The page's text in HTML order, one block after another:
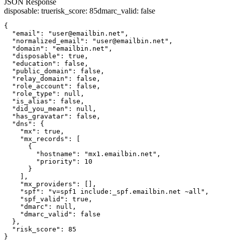
disposable: truerisk_score: 85dmarc_valid: false
{
  "email": "user@emailbin.net",
  "normalized_email": "user@emailbin.net",
  "domain": "emailbin.net",
  "disposable": true,
  "education": false,
  "public_domain": false,
  "relay_domain": false,
  "role_account": false,
  "role_type": null,
  "is_alias": false,
  "did_you_mean": null,
  "has_gravatar": false,
  "dns": {
    "mx": true,
    "mx_records": [
      {
        "hostname": "mx1.emailbin.net",
        "priority": 10
      }
    ],
    "mx_providers": [],
    "spf": "v=spf1 include:_spf.emailbin.net ~all",
    "spf_valid": true,
    "dmarc": null,
    "dmarc_valid": false
  },
  "risk_score": 85
}